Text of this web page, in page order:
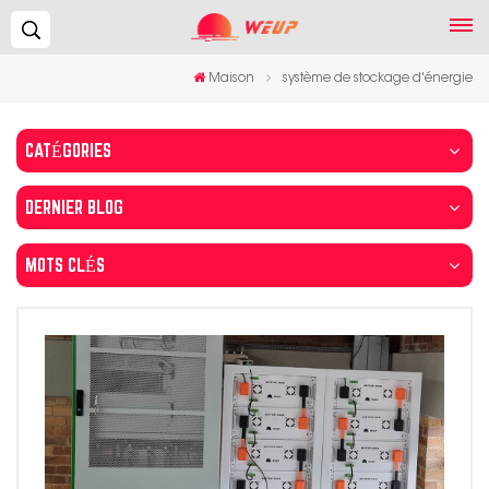
Maison système de stockage d'énergie
CATÉGORIES
DERNIER BLOG
MOTS CLÉS